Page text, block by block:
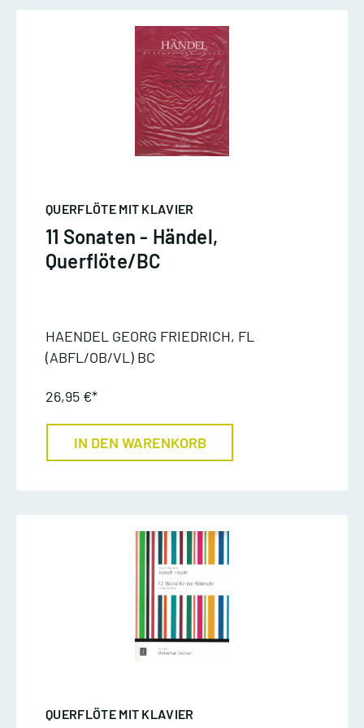
QUERFLÖTE MIT KLAVIER
11 Sonaten - Händel,
Querflöte/BC
HAENDEL GEORG FRIEDRICH, FL
(ABFL/OB/VL) BC
26,95 €*
IN DEN WARENKORB
QUERFLÖTE MIT KLAVIER